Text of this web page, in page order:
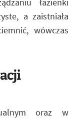
a zaistniała
wówczas
oraz w